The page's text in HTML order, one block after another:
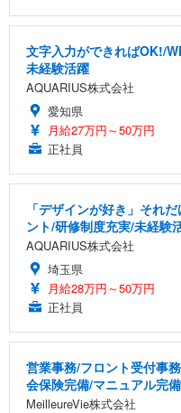
文字入力ができればOK!/
未経験活躍
AQUARIUS株式会社
愛知県
月給27万円～50万円
正社員
「デザインが好き」それ
ント/研修制度充実/未経験
AQUARIUS株式会社
埼玉県
月給28万円～50万円
正社員
営業事務/フロント受付事
会保険完備/マニュアル完備
MeilleureVie株式会社